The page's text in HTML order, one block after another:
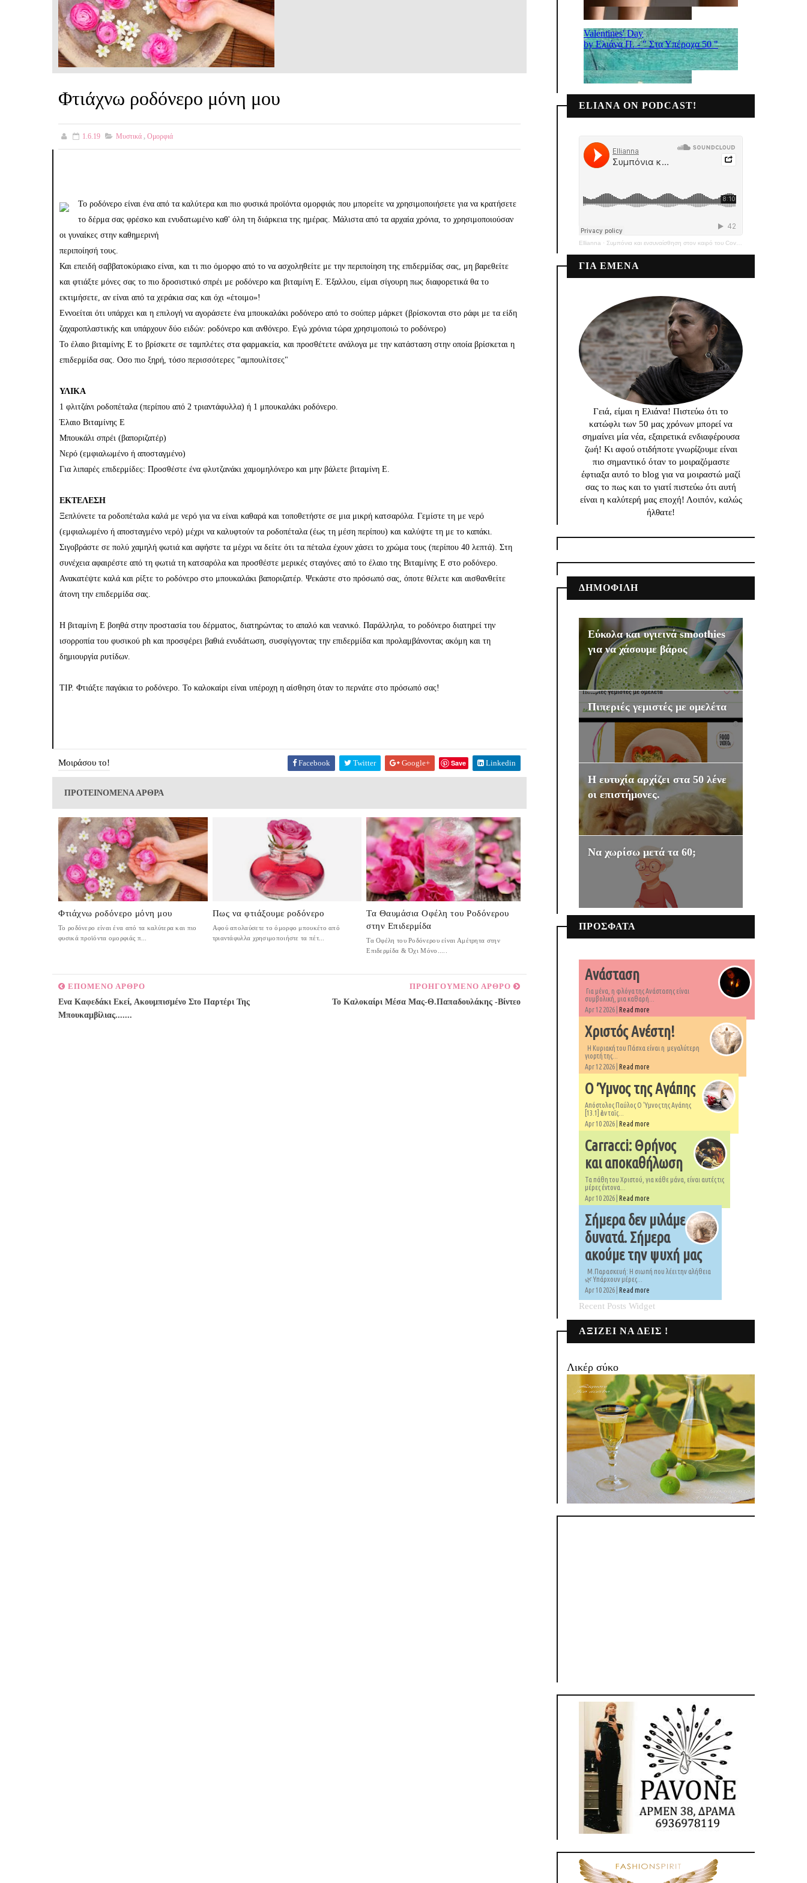
Φτιάχνω ροδόνερο μόνη μου
1.6.19 Μυστικά , Ομορφιά
Το ροδόνερο είναι ένα από τα καλύτερα και πιο φυσικά προϊόντα ομορφιάς που μπορείτε να χρησιμοποιήσετε για να κρατήσετε
το δέρμα σας φρέσκο και ενυδατωμένο καθ' όλη τη διάρκεια της ημέρας. Μάλιστα από τα αρχαία χρόνια, το χρησιμοποιούσαν
οι γυναίκες στην καθημερινή
περιποίησή τους.
Και επειδή σαββατοκύριακο είναι, και τι πιο όμορφο από το να ασχοληθείτε με την περιποίηση της επιδερμίδας σας, μη βαρεθείτε
και φτιάξτε μόνες σας το πιο δροσιστικό σπρέι με ροδόνερο και βιταμίνη Ε. Έξαλλου, είμαι σίγουρη πως διαφορετικά θα το
εκτιμήσετε, αν είναι από τα χεράκια σας και όχι «έτοιμο»!
Εννοείται ότι υπάρχει και η επιλογή να αγοράσετε ένα μπουκαλάκι ροδόνερο από το σούπερ μάρκετ (βρίσκονται στο ράφι με τα είδη
ζαχαροπλαστικής και υπάρχουν δύο ειδών: ροδόνερο και ανθόνερο. Εγώ χρόνια τώρα χρησιμοποιώ το ροδόνερο)
Το έλαιο βιταμίνης Ε το βρίσκετε σε ταμπλέτες στα φαρμακεία, και προσθέτετε ανάλογα με την κατάσταση στην οποία βρίσκεται η
επιδερμίδα σας. Οσο πιο ξηρή, τόσο περισσότερες "αμπουλίτσες"
ΥΛΙΚΑ
1 φλιτζάνι ροδοπέταλα (περίπου από 2 τριαντάφυλλα) ή 1 μπουκαλάκι ροδόνερο.
Έλαιο Βιταμίνης Ε
Μπουκάλι σπρέι (βαποριζατέρ)
Νερό (εμφιαλωμένο ή αποσταγμένο)
Για λιπαρές επιδερμίδες: Προσθέστε ένα φλυτζανάκι χαμομηλόνερο και μην βάλετε βιταμίνη Ε.
ΕΚΤΕΛΕΣΗ
Ξεπλύνετε τα ροδοπέταλα καλά με νερό για να είναι καθαρά και τοποθετήστε σε μια μικρή κατσαρόλα. Γεμίστε τη με νερό
(εμφιαλωμένο ή αποσταγμένο νερό) μέχρι να καλυφτούν τα ροδοπέταλα (έως τη μέση περίπου) και καλύψτε τη με το καπάκι.
Σιγοβράστε σε πολύ χαμηλή φωτιά και αφήστε τα μέχρι να δείτε ότι τα πέταλα έχουν χάσει το χρώμα τους (περίπου 40 λεπτά). Στη
συνέχεια αφαιρέστε από τη φωτιά τη κατσαρόλα και προσθέστε μερικές σταγόνες από το έλαιο της Βιταμίνης Ε στο ροδόνερο.
Ανακατέψτε καλά και ρίξτε το ροδόνερο στο μπουκαλάκι βαποριζατέρ. Ψεκάστε στο πρόσωπό σας, όποτε θέλετε και αισθανθείτε
άτονη την επιδερμίδα σας.
Η βιταμίνη Ε βοηθά στην προστασία του δέρματος, διατηρώντας το απαλό και νεανικό. Παράλληλα, το ροδόνερο διατηρεί την
ισορροπία του φυσικού ph και προσφέρει βαθιά ενυδάτωση, συσφίγγοντας την επιδερμίδα και προλαμβάνοντας ακόμη και τη
δημιουργία ρυτίδων.
ΤΙΡ. Φτιάξτε παγάκια το ροδόνερο. Το καλοκαίρι είναι υπέροχη η αίσθηση όταν το περνάτε στο πρόσωπό σας!
Μοιράσου το! Facebook Twitter Google+ Save Linkedin
ΠΡΟΤΕΙΝΟΜΕΝΑ ΑΡΘΡΑ
Φτιάχνω ροδόνερο μόνη μου
Το ροδόνερο είναι ένα από τα καλύτερα και πιο
φυσικά προϊόντα ομορφιάς π...
Πως να φτιάξουμε ροδόνερο
Αφού απολαύσετε το όμορφο μπουκέτο από
τριαντάφυλλα χρησιμοποιήστε τα πέτ...
Τα Θαυμάσια Οφέλη του Ροδόνερου
στην Επιδερμίδα
Τα Οφέλη του Ροδόνερου είναι Αμέτρητα στην
Επιδερμίδα & Όχι Μόνο.....
ΕΠΟΜΕΝΟ ΑΡΘΡΟ
Ενα Καφεδάκι Εκεί, Ακουμπισμένο Στο Παρτέρι Της
Μπουκαμβίλιας.......
ΠΡΟΗΓΟΥΜΕΝΟ ΑΡΘΡΟ
Το Καλοκαίρι Μέσα Μας-Θ.Παπαδουλάκης -Βίντεο
ELIANA ON PODCAST!
Ellianna · Συμπόνια και ενσυναίσθηση στον καιρό του Covid-19
ΓΙΑ ΕΜΕΝΑ
Γειά, είμαι η Ελιάνα! Πιστεύω ότι το
κατώφλι των 50 μας χρόνων μπορεί να
σημαίνει μία νέα, εξαιρετικά ενδιαφέρουσα
ζωή! Κι αφού οτιδήποτε γνωρίζουμε είναι
πιο σημαντικό όταν το μοιραζόμαστε
έφτιαξα αυτό το blog για να μοιραστώ μαζί
σας το πως και το γιατί πιστεύω ότι αυτή
είναι η καλύτερή μας εποχή! Λοιπόν, καλώς
ήλθατε!
ΔΗΜΟΦΙΛΗ
Εύκολα και υγιεινά smoothies
για να χάσουμε βάρος
Πιπεριές γεμιστές με ομελέτα
Η ευτυχία αρχίζει στα 50 λένε
οι επιστήμονες.
Να χωρίσω μετά τα 60;
ΠΡΟΣΦΑΤΑ
Ανάσταση
Για μένα, η φλόγα της Ανάστασης είναι
συμβολική, μια καθαρή...
Apr 12 2026 | Read more
Χριστός Ανέστη!
Η Κυριακή του Πάσχα είναι η μεγαλύτερη
γιορτή της...
Apr 12 2026 | Read more
Ο Ύμνος της Αγάπης
Απόστολος Παύλος Ο 'Υμνος της Αγάπης
[13.1] ἐὰν ταῖς...
Apr 10 2026 | Read more
Carracci: Θρήνος
και αποκαθήλωση
Τα πάθη του Χριστού, για κάθε μάνα, είναι αυτές τις
μέρες έντονα...
Apr 10 2026 | Read more
Σήμερα δεν μιλάμε
δυνατά. Σήμερα
ακούμε την ψυχή μας
Μ.Παρασκευή: Η σιωπή που λέει την αλήθεια
🌿 Υπάρχουν μέρες...
Apr 10 2026 | Read more
Recent Posts Widget
ΑΞΙΖΕΙ ΝΑ ΔΕΙΣ !
Λικέρ σύκο